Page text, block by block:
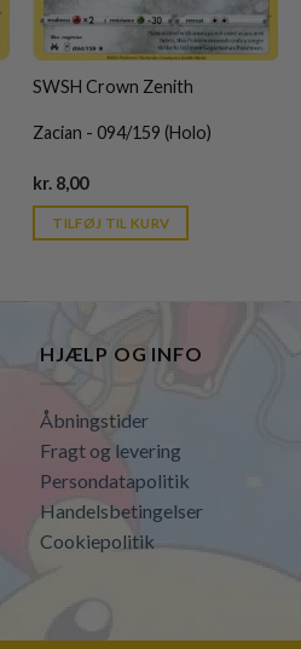
SWSH Crown Zenith
Zacian - 094/159 (Holo)
kr. 8,00Current
is:
kr. 39,95.
TILFØJ TIL KURV
HJÆLP OG INFO
Åbningstider
Fragt og levering
Persondatapolitik
Handelsbetingelser
Cookiepolitik